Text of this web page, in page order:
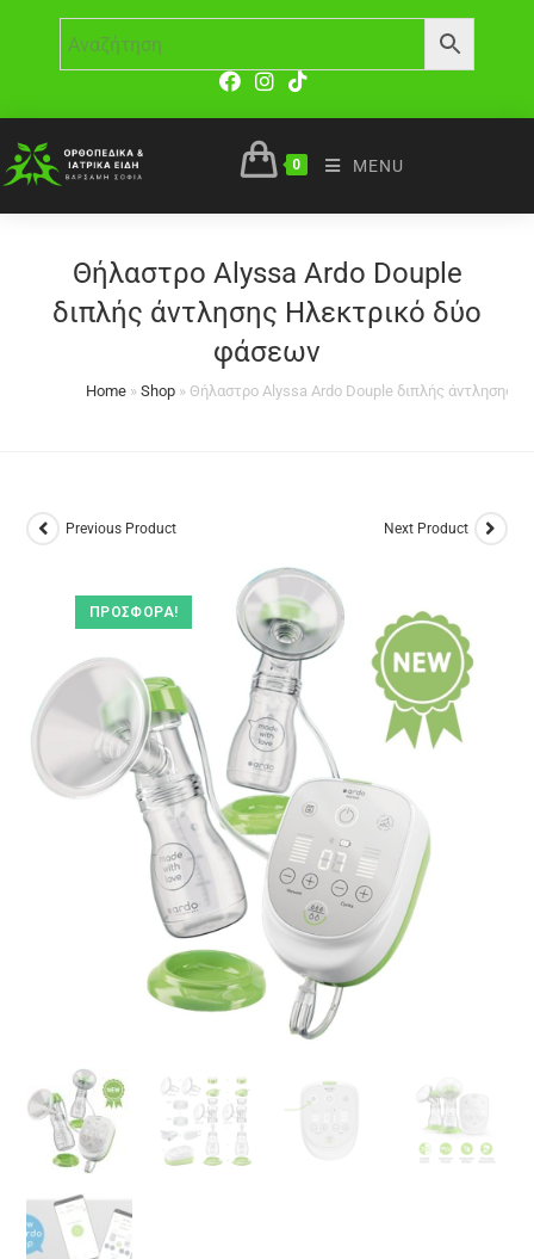
0 MENU
Θήλαστρο Alyssa Ardo Douple
διπλής άντλησης Ηλεκτρικό δύο
φάσεων
Home »Shop » Θήλαστρο Alyssa Ardo Douple διπλής άντλησης
ΠΡΟΣΦΟΡΆ!
Previous Product Next Product